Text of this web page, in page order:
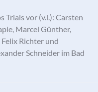
Trials vor (v.l.): Carsten
Marcel Günther,
Richter und
Schneider im Bad